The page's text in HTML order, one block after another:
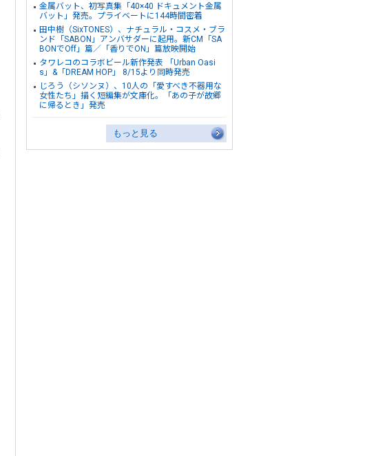
金属バット、初写真集「40×40 ドキュメント金属
バット」発売。プライベートに144時間密着
田中樹（SixTONES）、ナチュラル・コスメ・ブラ
ンド「SABON」アンバサダーに起用。新CM「SA
BONでOff」篇／「香りでON」篇放映開始
タワレコのコラボビール新作発表 「Urban Oasi
s」&「DREAM HOP」 8/15より同時発売
じろう（シソンヌ）、10人の「愛すべき不器用な
女性たち」描く短編集が文庫化。「あの子が故郷
に帰るとき」発売
もっと見る